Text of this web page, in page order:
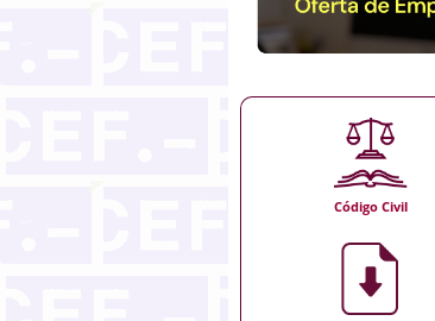
Código Civil